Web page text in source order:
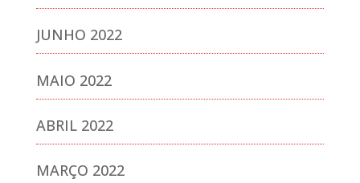
JUNHO 2022
MAIO 2022
ABRIL 2022
MARÇO 2022